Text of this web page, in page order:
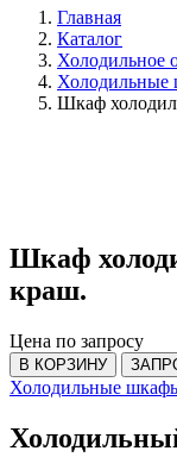
Главная
Каталог
Холодильное
Шкаф
Шкаф
краш.
Цена по запросу
В КОРЗИНУ
Холодильные